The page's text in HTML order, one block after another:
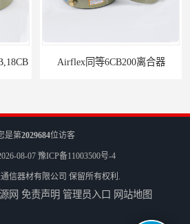
器
是第2029684位访客
08-07 豫ICP备11003500号-4
信器材有限公司 保留所有权利.
网 免责声明 管理员入口 网站地图